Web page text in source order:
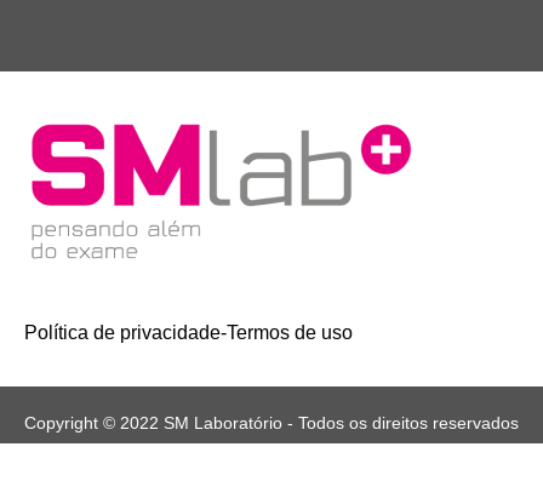
Política de privacidade-Termos de uso
Copyright © 2022 SM Laboratório - Todos os direitos reservados